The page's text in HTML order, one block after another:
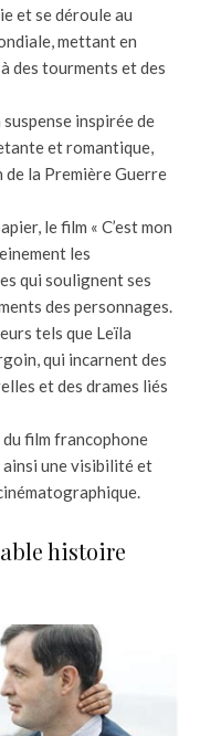
et se déroule au
mettant en
des tourments et des
inspirée de
et romantique,
la Première Guerre
le film « C’est mon
les
qui soulignent ses
des personnages.
tels que Leïla
qui incarnent des
et des drames liés
film francophone
une visibilité et
histoire